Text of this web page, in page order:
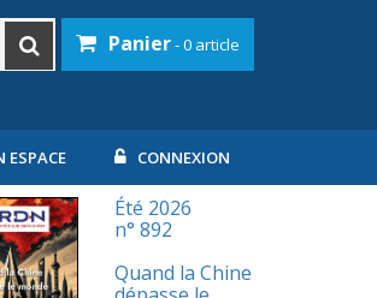
Panier- 0 article
ESPACE CONNEXION
Été 2026
n° 892
Quand la Chine